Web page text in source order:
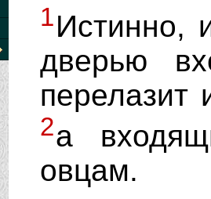
1Истинно,
дверью
перелазит
2а
овцам.